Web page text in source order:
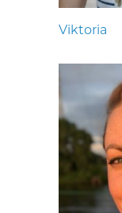
Viktoria